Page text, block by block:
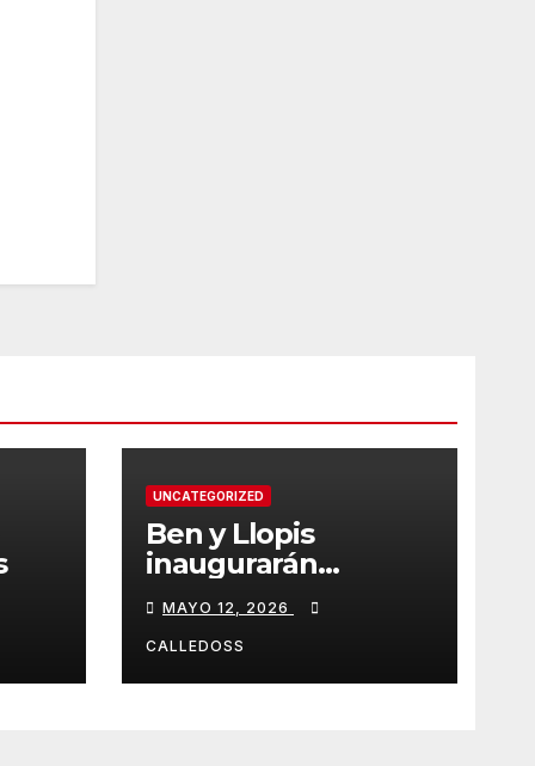
UNCATEGORIZED
Ben y Llopis
inaugurarán
Diamond
MAYO 12, 2026
CALLEDOSS